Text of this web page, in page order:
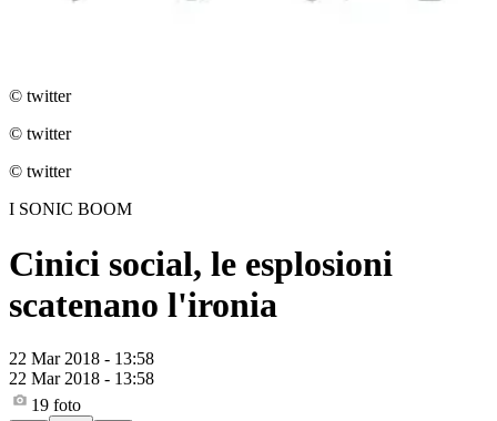
© twitter
© twitter
© twitter
I SONIC BOOM
Cinici social, le esplosioni
scatenano l'ironia
22 Mar 2018 - 13:58
22 Mar 2018 - 13:58
19 foto